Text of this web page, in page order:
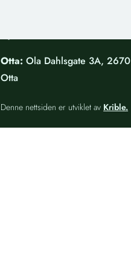
Otta: Ola Dahlsgate 3A, 2670
Otta
Denne nettsiden er utviklet av Krible.